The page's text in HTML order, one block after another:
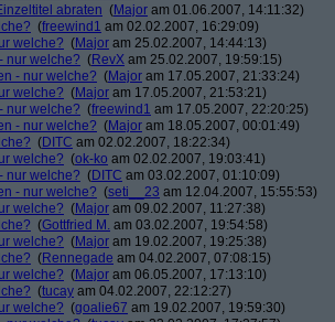
abraten (Major am 01.06.2007, 14:11:32)
(freewind1 am 02.02.2007, 16:29:09)
welche? (Major am 25.02.2007, 14:44:13)
nur welche? (RevX am 25.02.2007, 19:59:15)
- nur welche? (Major am 17.05.2007, 21:33:24)
welche? (Major am 17.05.2007, 21:53:21)
nur welche? (freewind1 am 17.05.2007, 22:20:25)
- nur welche? (Major am 18.05.2007, 00:01:49)
(DITC am 02.02.2007, 18:22:34)
welche? (ok-ko am 02.02.2007, 19:03:41)
nur welche? (DITC am 03.02.2007, 01:10:09)
- nur welche? (seti__23 am 12.04.2007, 15:55:53)
welche? (Major am 09.02.2007, 11:27:38)
(Gottfried M. am 03.02.2007, 19:54:58)
welche? (Major am 19.02.2007, 19:25:38)
(Rennegade am 04.02.2007, 07:08:15)
welche? (Major am 06.05.2007, 17:13:10)
(tucay am 04.02.2007, 22:12:27)
welche? (goalie67 am 19.02.2007, 19:59:30)